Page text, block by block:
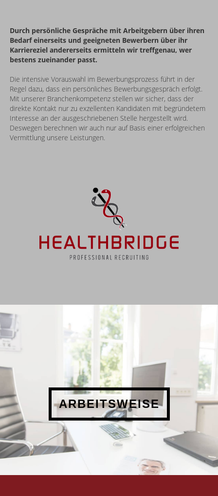
Durch persönliche Gespräche mit Arbeitgebern über ihren
Bedarf einerseits und geeigneten Bewerbern über ihr
Karriereziel andererseits ermitteln wir treffgenau, wer
bestens zueinander passt.
Die intensive Vorauswahl im Bewerbungsprozess führt in der
Regel dazu, dass ein persönliches Bewerbungsgespräch erfolgt.
Mit unserer Branchenkompetenz stellen wir sicher, dass der
direkte Kontakt nur zu exzellenten Kandidaten mit begründetem
Interesse an der ausgeschriebenen Stelle hergestellt wird.
Deswegen berechnen wir auch nur auf Basis einer erfolgreichen
Vermittlung unsere Leistungen.
ARBEITS­WEISE